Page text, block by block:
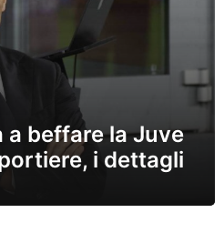
a beffare la Juve
i dettagli